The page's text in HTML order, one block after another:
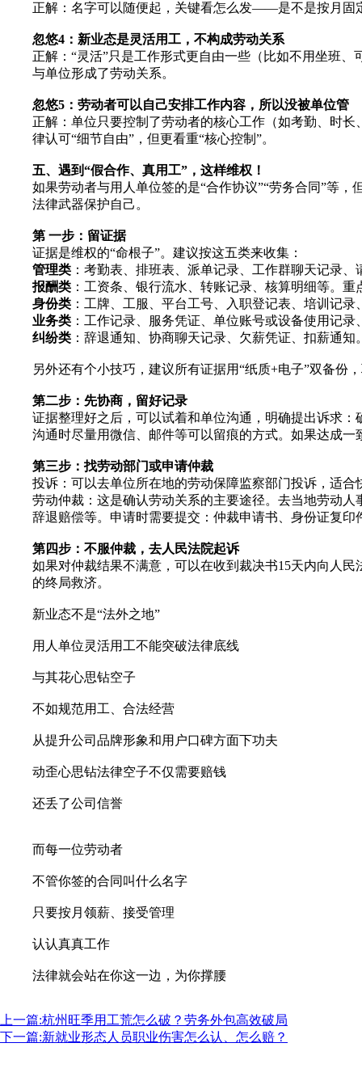
正解：名字可以随便起，关键看怎么发——是不是按月固
忽悠4：新业态是灵活用工，不构成劳动关系
正解：“灵活”只是工作形式更自由一些（比如不用坐班
与单位形成了劳动关系。
忽悠5：劳动者可以自己安排工作内容，所以没被单位管
正解：单位只要控制了劳动者的核心工作（如考勤、时
律认可“细节自由”，但更看重“核心控制”。
五、遇到“假合作、真用工”，这样维权！
如果劳动者与用人单位签的是“合作协议”“劳务合同”等
法律武器保护自己。
第 一步：留证据
证据是维权的“命根子”。建议按这五类来收集：
管理类 ：考勤表、排班表、派单记录、工作群聊天记录
报酬类 ：工资条、银行流水、转账记录、核算明细等。
身份类 ：工牌、工服、平台工号、入职登记表、培训记
业务类 ：工作记录、服务凭证、单位账号或设备使用记
纠纷类 ：辞退通知、协商聊天记录、欠薪凭证、扣薪通知
另外还有个小技巧，建议所有证据用“纸质+电子”双备份
第二步：先协商，留好记录
证据整理好之后，可以试着和单位沟通，明确提出诉求
沟通时尽量用微信、邮件等可以留痕的方式。如果达成
第三步：找劳动部门或申请仲裁
投诉：可以去单位所在地的劳动保障监察部门投诉，适
劳动仲裁：这是确认劳动关系的主要途径。去当地劳动
辞退赔偿等。申请时需要提交：仲裁申请书、身份证复
第四步：不服仲裁，去人民法院起诉
如果对仲裁结果不满意，可以在收到裁决书15天内向人
的终局救济。
新业态不是“法外之地”
用人单位灵活用工不能突破法律底线
与其花心思钻空子
不如规范用工、合法经营
从提升公司品牌形象和用户口碑方面下功夫
动歪心思钻法律空子不仅需要赔钱
还丢了公司信誉
而每一位劳动者
不管你签的合同叫什么名字
只要按月领薪、接受管理
认认真真工作
法律就会站在你这一边，为你撑腰
上一篇:杭州旺季用工荒怎么破？劳务外包高效破局
下一篇:新就业形态人员职业伤害怎么认、怎么赔？